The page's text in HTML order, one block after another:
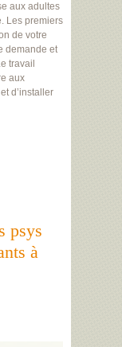
aux adultes
Les premiers
de votre
demande et
travail
aux
d’installer
psys
à